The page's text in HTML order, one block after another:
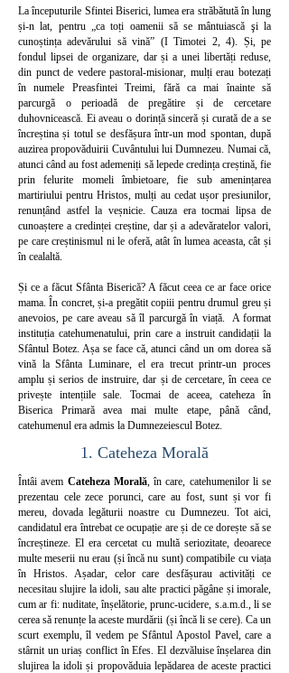
La începuturile Sfintei Biserici, lumea era străbătută în lung
și-n lat, pentru „ca toți oamenii să se mântuiască şi la
cunoștința adevărului să vină” (I Timotei 2, 4). Și, pe
fondul lipsei de organizare, dar și a unei libertăți reduse,
din punct de vedere pastoral-misionar, mulți erau botezați
în numele Preasfintei Treimi, fără ca mai înainte să
parcurgă o perioadă de pregătire și de cercetare
duhovnicească. Ei aveau o dorință sinceră și curată de a se
încreștina și totul se desfășura într-un mod spontan, după
auzirea propovăduirii Cuvântului lui Dumnezeu. Numai că,
atunci când au fost ademeniți să lepede credința creștină, fie
prin felurite momeli îmbietoare, fie sub amenințarea
martiriului pentru Hristos, mulți au cedat ușor presiunilor,
renunțând astfel la veșnicie. Cauza era tocmai lipsa de
cunoaștere a credinței creștine, dar și a adevăratelor valori,
pe care creștinismul ni le oferă, atât în lumea aceasta, cât și
în cealaltă.
Și ce a făcut Sfânta Biserică? A făcut ceea ce ar face orice
mama. În concret, și-a pregătit copiii pentru drumul greu și
anevoios, pe care aveau să îl parcurgă în viață. A format
instituția catehumenatului, prin care a instruit candidații la
Sfântul Botez. Așa se face că, atunci când un om dorea să
vină la Sfânta Luminare, el era trecut printr-un proces
amplu și serios de instruire, dar și de cercetare, în ceea ce
privește intențiile sale. Tocmai de aceea, cateheza în
Biserica Primară avea mai multe etape, până când,
catehumenul era admis la Dumnezeiescul Botez.
1. Cateheza Morală
Întâi avem Cateheza Morală, în care, catehumenilor li se
prezentau cele zece porunci, care au fost, sunt și vor fi
mereu, dovada legăturii noastre cu Dumnezeu. Tot aici,
candidatul era întrebat ce ocupație are și de ce dorește să se
încreștineze. El era cercetat cu multă seriozitate, deoarece
multe meserii nu erau (și încă nu sunt) compatibile cu viața
în Hristos. Așadar, celor care desfășurau activități ce
necesitau slujire la idoli, sau alte practici păgâne și imorale,
cum ar fi: nuditate, înșelătorie, prunc-ucidere, s.a.m.d., li se
cerea să renunțe la aceste murdării (și încă li se cere). Ca un
scurt exemplu, îl vedem pe Sfântul Apostol Pavel, care a
stârnit un uriaș conflict în Efes. El dezvăluise înșelarea din
slujirea la idoli și propovăduia lepădarea de aceste practici